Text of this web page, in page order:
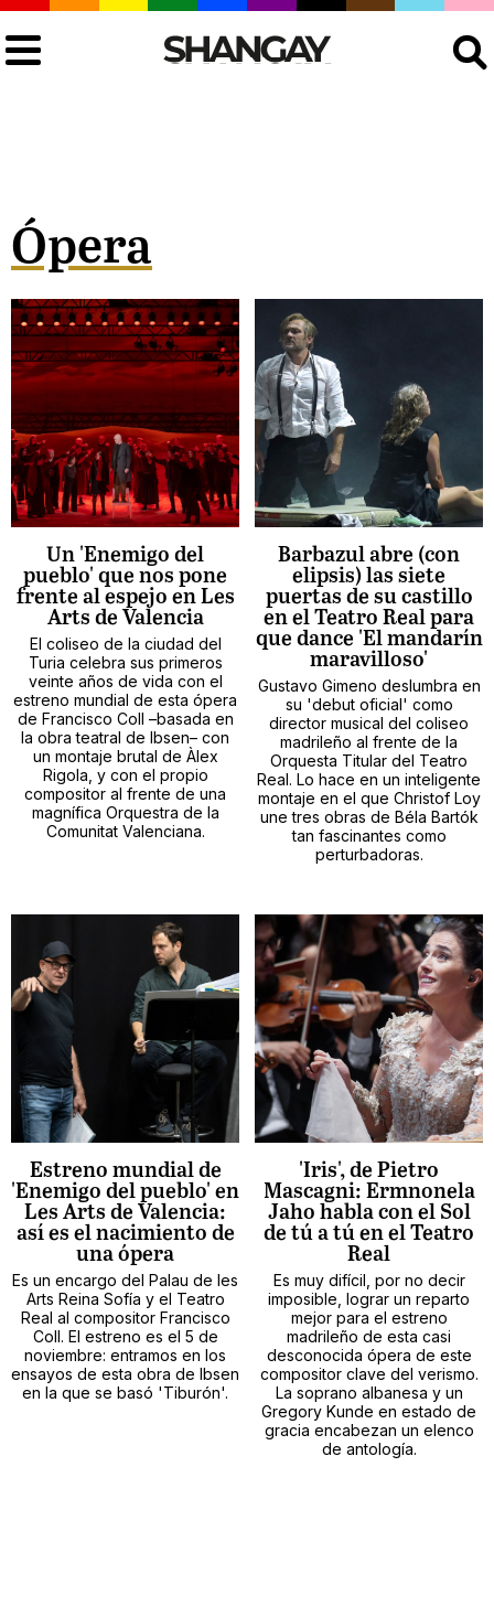
Ópera
Un 'Enemigo del
pueblo' que nos pone
frente al espejo en Les
Arts de Valencia
El coliseo de la ciudad del
Turia celebra sus primeros
veinte años de vida con el
estreno mundial de esta ópera
de Francisco Coll –basada en
la obra teatral de Ibsen– con
un montaje brutal de Àlex
Rigola, y con el propio
compositor al frente de una
magnífica Orquestra de la
Comunitat Valenciana.
Barbazul abre (con
elipsis) las siete
puertas de su castillo
en el Teatro Real para
que dance 'El mandarín
maravilloso'
Gustavo Gimeno deslumbra en
su 'debut oficial' como
director musical del coliseo
madrileño al frente de la
Orquesta Titular del Teatro
Real. Lo hace en un inteligente
montaje en el que Christof Loy
une tres obras de Béla Bartók
tan fascinantes como
perturbadoras.
Estreno mundial de
'Enemigo del pueblo' en
Les Arts de Valencia:
así es el nacimiento de
una ópera
Es un encargo del Palau de les
Arts Reina Sofía y el Teatro
Real al compositor Francisco
Coll. El estreno es el 5 de
noviembre: entramos en los
ensayos de esta obra de Ibsen
en la que se basó 'Tiburón'.
'Iris', de Pietro
Mascagni: Ermnonela
Jaho habla con el Sol
de tú a tú en el Teatro
Real
Es muy difícil, por no decir
imposible, lograr un reparto
mejor para el estreno
madrileño de esta casi
desconocida ópera de este
compositor clave del verismo.
La soprano albanesa y un
Gregory Kunde en estado de
gracia encabezan un elenco
de antología.